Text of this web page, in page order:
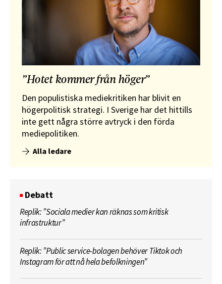
”Hotet kommer från höger”
Den populistiska mediekritiken har blivit en
högerpolitisk strategi. I Sverige har det hittills
inte gett några större avtryck i den förda
mediepolitiken.
Alla ledare
Debatt
Replik: ”Sociala medier kan räknas som kritisk
infrastruktur”
Replik: ”Public service-bolagen behöver Tiktok och
Instagram för att nå hela befolkningen”